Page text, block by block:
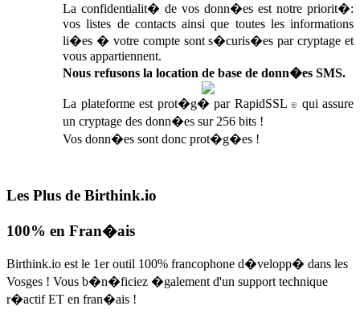
La confidentialit� de vos donn�es est notre priorit�:
vos listes de contacts ainsi que toutes les informations
li�es � votre compte sont s�curis�es par cryptage et
vous appartiennent.
Nous refusons la location de base de donn�es SMS.
La plateforme est prot�g� par RapidSSL © qui assure
un cryptage des donn�es sur 256 bits !
Vos donn�es sont donc prot�g�es !
Les Plus de Birthink.io
100% en Fran�ais
Birthink.io est le 1er outil 100% francophone d�velopp� dans les
Vosges ! Vous b�n�ficiez �galement d'un support technique
r�actif ET en fran�ais !